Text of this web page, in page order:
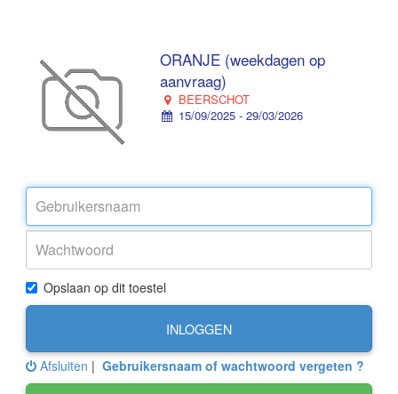
ORANJE (weekdagen op
aanvraag)
BEERSCHOT
15/09/2025 - 29/03/2026
Opslaan op dit toestel
INLOGGEN
Afsluiten | Gebruikersnaam of wachtwoord vergeten ?